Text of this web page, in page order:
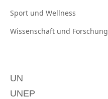
Sport und Wellness
Wissenschaft und Forschung
UN
UNEP